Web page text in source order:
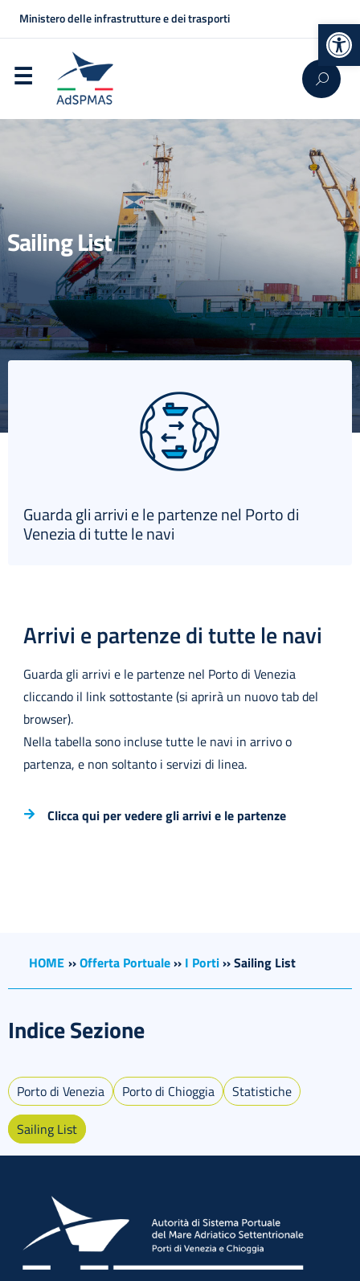
Ministero delle infrastrutture e dei trasporti
Sailing List
Guarda gli arrivi e le partenze nel Porto di
Venezia di tutte le navi
Arrivi e partenze di tutte le navi
Guarda gli arrivi e le partenze nel Porto di Venezia
cliccando il link sottostante (si aprirà un nuovo tab del
browser).
Nella tabella sono incluse tutte le navi in arrivo o
partenza, e non soltanto i servizi di linea.
Clicca qui per vedere gli arrivi e le partenze
HOME ››Offerta Portuale›› I Porti››Sailing List
Indice Sezione
Porto di Venezia Porto di Chioggia
Statistiche
Sailing List